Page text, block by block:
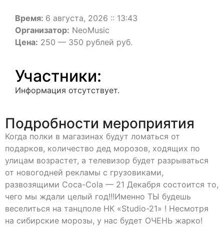
Время: 6 августа, 2026 :: 13:43
Организатор: NeoMusic
Цена: 250 — 350 рублей руб.
Участники:
Информация отсутствует.
Подробности мероприятия
Когда полки в магазинах будут ломаться от
подарков, количество дед морозов, ходящих по
улицам возрастет, а телевизор будет разрываться
от новогодней рекламы с грузовиками,
развозящими Coca-Cola — 21 Декабря состоится то,
чего мы ждали целый год!!!Именно ТЫ будешь
веселиться на танцполе НК «Studio-21» ! Несмотря
на сибирские морозы, у нас будет ОЧЕНЬ жарко!